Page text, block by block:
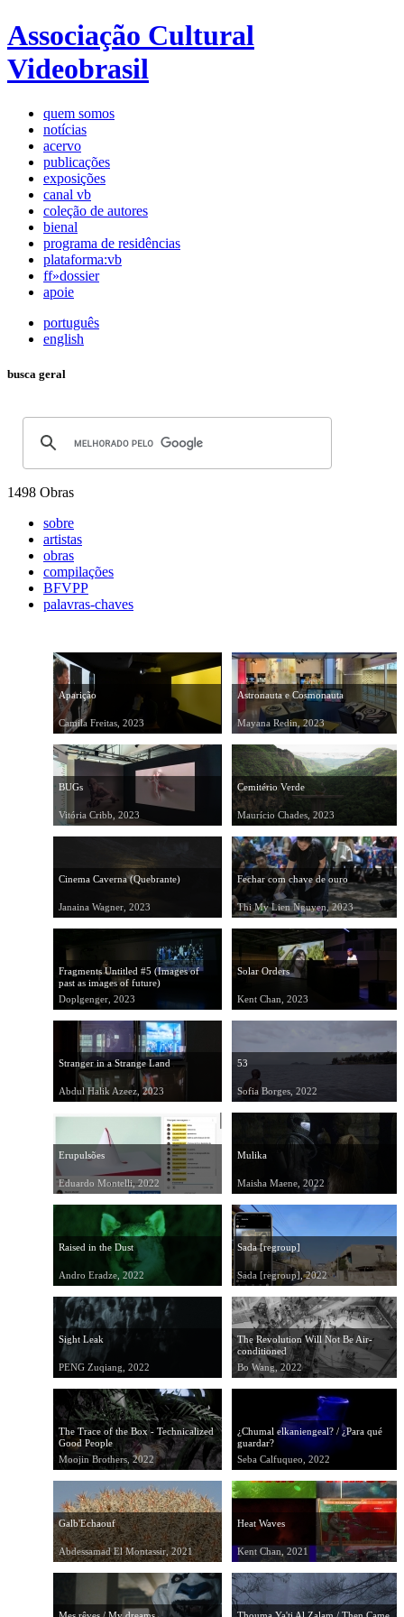
Associação Cultural
Videobrasil
quem somos
notícias
acervo
publicações
exposições
canal vb
coleção de autores
bienal
programa de residências
plataforma:vb
ff»dossier
apoie
português
english
busca geral
1498 Obras
sobre
artistas
obras
compilações
BFVPP
palavras-chaves
Aparição
Camila Freitas, 2023
Astronauta e Cosmonauta
Mayana Redin, 2023
BUGs
Vitória Cribb, 2023
Cemitério Verde
Maurício Chades, 2023
Cinema Caverna (Quebrante)
Janaina Wagner, 2023
Fechar com chave de ouro
Thi My Lien Nguyen, 2023
Fragments Untitled #5 (Images of
past as images of future)
Doplgenger, 2023
Solar Orders
Kent Chan, 2023
Stranger in a Strange Land
Abdul Halik Azeez, 2023
53
Sofia Borges, 2022
Erupulsões
Eduardo Montelli, 2022
Mulika
Maisha Maene, 2022
Raised in the Dust
Andro Eradze, 2022
Sada [regroup]
Sada [regroup], 2022
Sight Leak
PENG Zuqiang, 2022
The Revolution Will Not Be Air-
conditioned
Bo Wang, 2022
The Trace of the Box - Technicalized
Good People
Moojin Brothers, 2022
¿Chumal elkaniengeal? / ¿Para qué
guardar?
Seba Calfuqueo, 2022
Galb'Echaouf
Abdessamad El Montassir, 2021
Heat Waves
Kent Chan, 2021